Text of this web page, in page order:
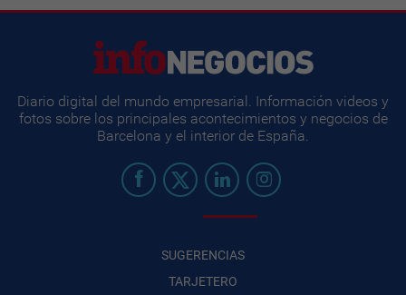
Diario digital del mundo empresarial. Información videos y
fotos sobre los principales acontecimientos y negocios de
Barcelona y el interior de España.
SUGERENCIAS
TARJETERO